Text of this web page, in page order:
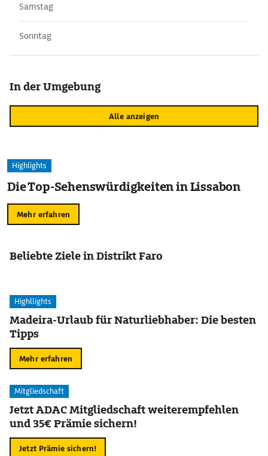
Samstag
Sonntag
In der Umgebung
Alle anzeigen
Highlights
Die Top-Sehenswürdigkeiten in Lissabon
Mehr erfahren
Beliebte Ziele in Distrikt Faro
Highllights
Madeira-Urlaub für Naturliebhaber: Die besten
Tipps
Mehr erfahren
Mitgliedschaft
Jetzt ADAC Mitgliedschaft weiterempfehlen
und 35€ Prämie sichern!
Jetzt Prämie sichern!